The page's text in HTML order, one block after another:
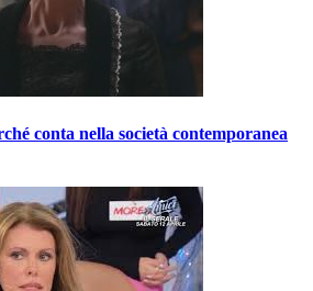
conta nella società contemporanea